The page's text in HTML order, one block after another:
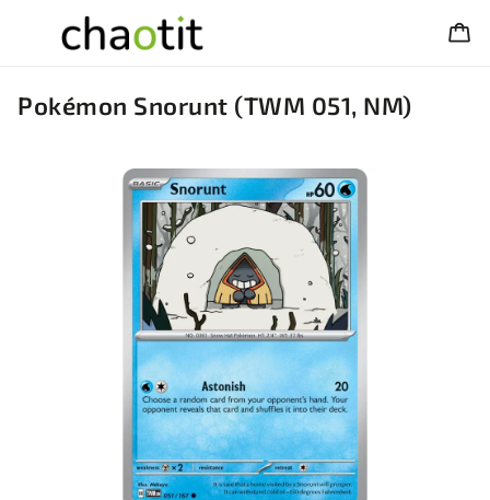
Pokémon Snorunt (TWM 051, NM)